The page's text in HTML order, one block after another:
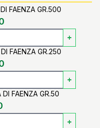
FAENZA GR.500
+
FAENZA GR.250
+
FAENZA GR.50
+